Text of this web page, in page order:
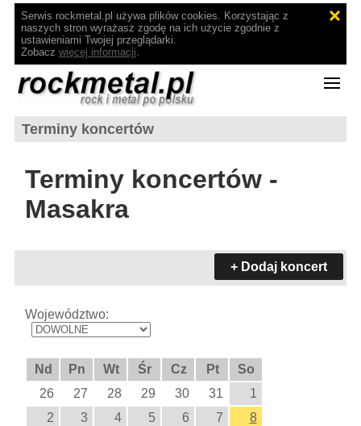
Serwis rockmetal.pl używa plików cookies. Korzystając z
naszych stron wyrażasz zgodę na ich użycie zgodnie z
ustawieniami Twojej przeglądarki.
Zobacz więcej informacji.
Terminy koncertów
Terminy koncertów -
Masakra
+ Dodaj koncert
Województwo:
Nd Pn Wt Śr Cz Pt
So
26
27 28 29 30 31
1
2
3 4 5 6 7
8